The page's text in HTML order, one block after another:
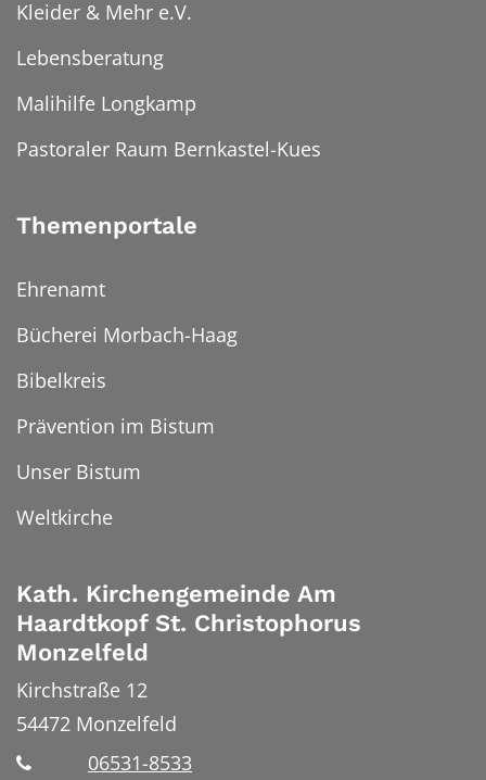
Kleider & Mehr e.V.
Lebensberatung
Malihilfe Longkamp
Pastoraler Raum Bernkastel-Kues
Themenportale
Ehrenamt
Bücherei Morbach-Haag
Bibelkreis
Prävention im Bistum
Unser Bistum
Weltkirche
Kath. Kirchengemeinde Am
Haardtkopf St. Christophorus
Monzelfeld
Kirchstraße 12
54472 Monzelfeld
06531-8533